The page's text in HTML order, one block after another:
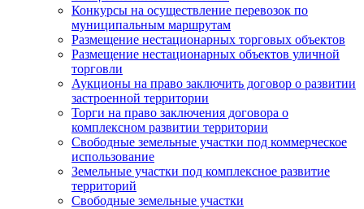
Конкурсы на осуществление перевозок по
муниципальным маршрутам
Размещение нестационарных торговых объектов
Размещение нестационарных объектов уличной
торговли
Аукционы на право заключить договор о развитии
застроенной территории
Торги на право заключения договора о
комплексном развитии территории
Свободные земельные участки под коммерческое
использование
Земельные участки под комплексное развитие
территорий
Свободные земельные участки